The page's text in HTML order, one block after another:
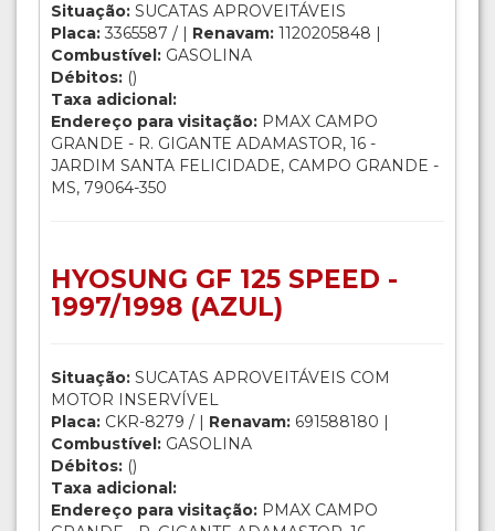
Situação: SUCATAS APROVEITÁVEIS
Placa: 3365587 / | Renavam: 1120205848 |
Combustível: GASOLINA
Débitos: ()
Taxa adicional:
Endereço para visitação: PMAX CAMPO
GRANDE - R. GIGANTE ADAMASTOR, 16 -
JARDIM SANTA FELICIDADE, CAMPO GRANDE -
MS, 79064-350
HYOSUNG GF 125 SPEED -
1997/1998 (AZUL)
Situação: SUCATAS APROVEITÁVEIS COM
MOTOR INSERVÍVEL
Placa: CKR-8279 / | Renavam: 691588180 |
Combustível: GASOLINA
Débitos: ()
Taxa adicional:
Endereço para visitação: PMAX CAMPO